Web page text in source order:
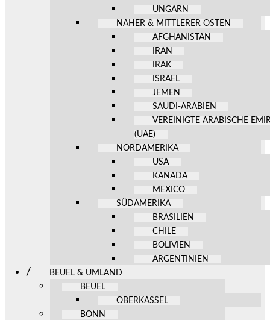
UNGARN
NAHER & MITTLERER OSTEN
AFGHANISTAN
IRAN
IRAK
ISRAEL
JEMEN
SAUDI-ARABIEN
VEREINIGTE ARABISCHE
(UAE)
NORDAMERIKA
USA
KANADA
MEXICO
SÜDAMERIKA
BRASILIEN
CHILE
BOLIVIEN
ARGENTINIEN
BEUEL & UMLAND
BEUEL
OBERKASSEL
BONN